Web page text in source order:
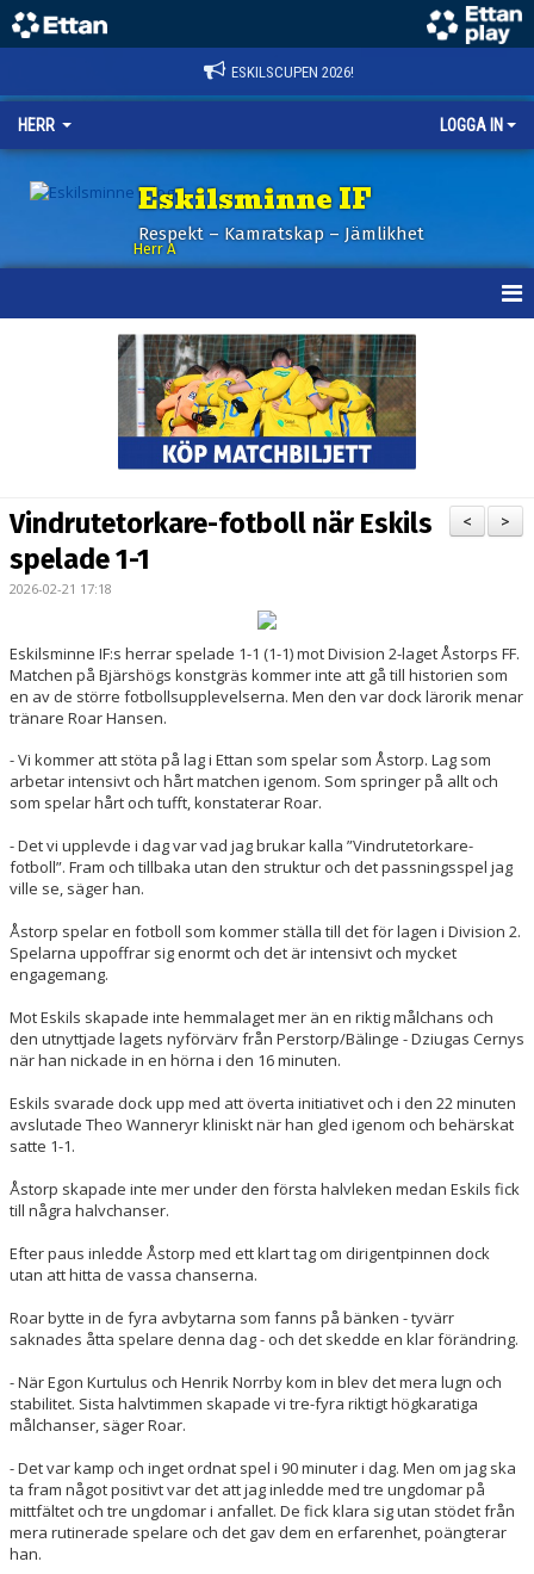
ESKILSCUPEN 2026!
HERR LOGGA IN
Eskilsminne IF
Respekt – Kamratskap – Jämlikhet
Herr A
BILDGALLERI
KONTAKT
MATCHER
ETTAN SÖDRA
>
<
Vindrutetorkare-fotboll när Eskils
spelade 1-1
2026-02-21 17:18
Eskilsminne IF:s herrar spelade 1-1 (1-1) mot Division 2-laget Åstorps FF.
Matchen på Bjärshögs konstgräs kommer inte att gå till historien som
en av de större fotbollsupplevelserna. Men den var dock lärorik menar
tränare Roar Hansen.
- Vi kommer att stöta på lag i Ettan som spelar som Åstorp. Lag som
arbetar intensivt och hårt matchen igenom. Som springer på allt och
som spelar hårt och tufft, konstaterar Roar.
- Det vi upplevde i dag var vad jag brukar kalla ”Vindrutetorkare-
fotboll”. Fram och tillbaka utan den struktur och det passningsspel jag
ville se, säger han.
Åstorp spelar en fotboll som kommer ställa till det för lagen i Division 2.
Spelarna uppoffrar sig enormt och det är intensivt och mycket
engagemang.
Mot Eskils skapade inte hemmalaget mer än en riktig målchans och
den utnyttjade lagets nyförvärv från Perstorp/Bälinge - Dziugas Cernys
när han nickade in en hörna i den 16 minuten.
Eskils svarade dock upp med att överta initiativet och i den 22 minuten
avslutade Theo Wanneryr kliniskt när han gled igenom och behärskat
satte 1-1.
Åstorp skapade inte mer under den första halvleken medan Eskils fick
till några halvchanser.
Efter paus inledde Åstorp med ett klart tag om dirigentpinnen dock
utan att hitta de vassa chanserna.
Roar bytte in de fyra avbytarna som fanns på bänken - tyvärr
saknades åtta spelare denna dag - och det skedde en klar förändring.
- När Egon Kurtulus och Henrik Norrby kom in blev det mera lugn och
stabilitet. Sista halvtimmen skapade vi tre-fyra riktigt högkaratiga
målchanser, säger Roar.
- Det var kamp och inget ordnat spel i 90 minuter i dag. Men om jag ska
ta fram något positivt var det att jag inledde med tre ungdomar på
mittfältet och tre ungdomar i anfallet. De fick klara sig utan stödet från
mera rutinerade spelare och det gav dem en erfarenhet, poängterar
han.